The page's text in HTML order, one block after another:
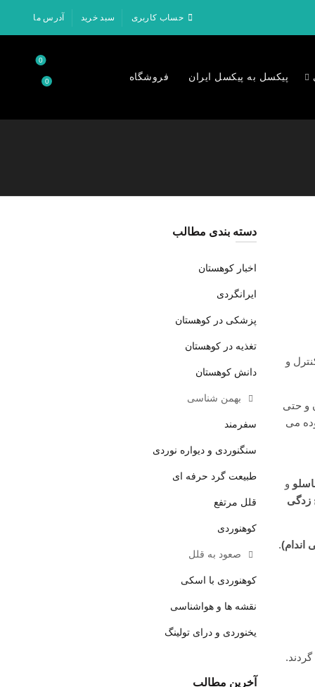
حساب کاربری سبد خرید آدرس ما
پیکسل به پیکسل ایران فروشگاه
0
0
و
و حتی
می
و
زدگی
اندام).
دسته بندی مطالب
اخبار کوهستان
ایرانگردی
پزشکی در کوهستان
تغذیه در کوهستان
دانش کوهستان
بهمن شناسی
سفرمند
سنگنوردی و دیواره نوردی
طبیعت گرد حرفه ای
قلل مرتفع
کوهنوردی
صعود به قلل
کوهنوردی با اسکی
نقشه ها و هواشناسی
یخنوردی و درای تولینگ
آخرین مطالب